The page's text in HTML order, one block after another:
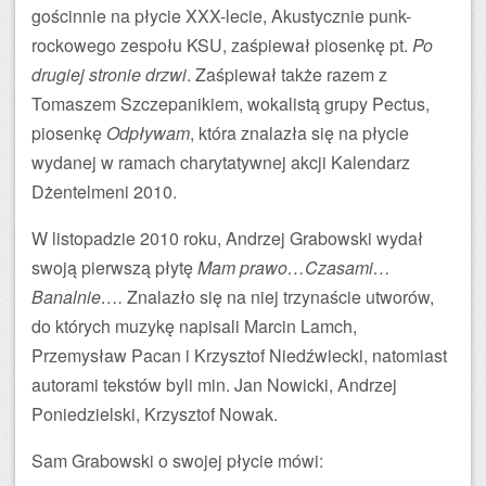
gościnnie na płycie XXX-lecie, Akustycznie punk-
rockowego zespołu KSU, zaśpiewał piosenkę pt. Po
drugiej stronie drzwi. Zaśpiewał także razem z
Tomaszem Szczepanikiem, wokalistą grupy Pectus,
piosenkę Odpływam, która znalazła się na płycie
wydanej w ramach charytatywnej akcji Kalendarz
Dżentelmeni 2010.
W listopadzie 2010 roku, Andrzej Grabowski wydał
swoją pierwszą płytęMam prawo…Czasami…
Banalnie…. Znalazło się na niej trzynaście utworów,
do których muzykę napisali Marcin Lamch,
Przemysław Pacan i Krzysztof Niedźwiecki, natomiast
autorami tekstów byli min. Jan Nowicki, Andrzej
Poniedzielski, Krzysztof Nowak.
Sam Grabowski o swojej płycie mówi: